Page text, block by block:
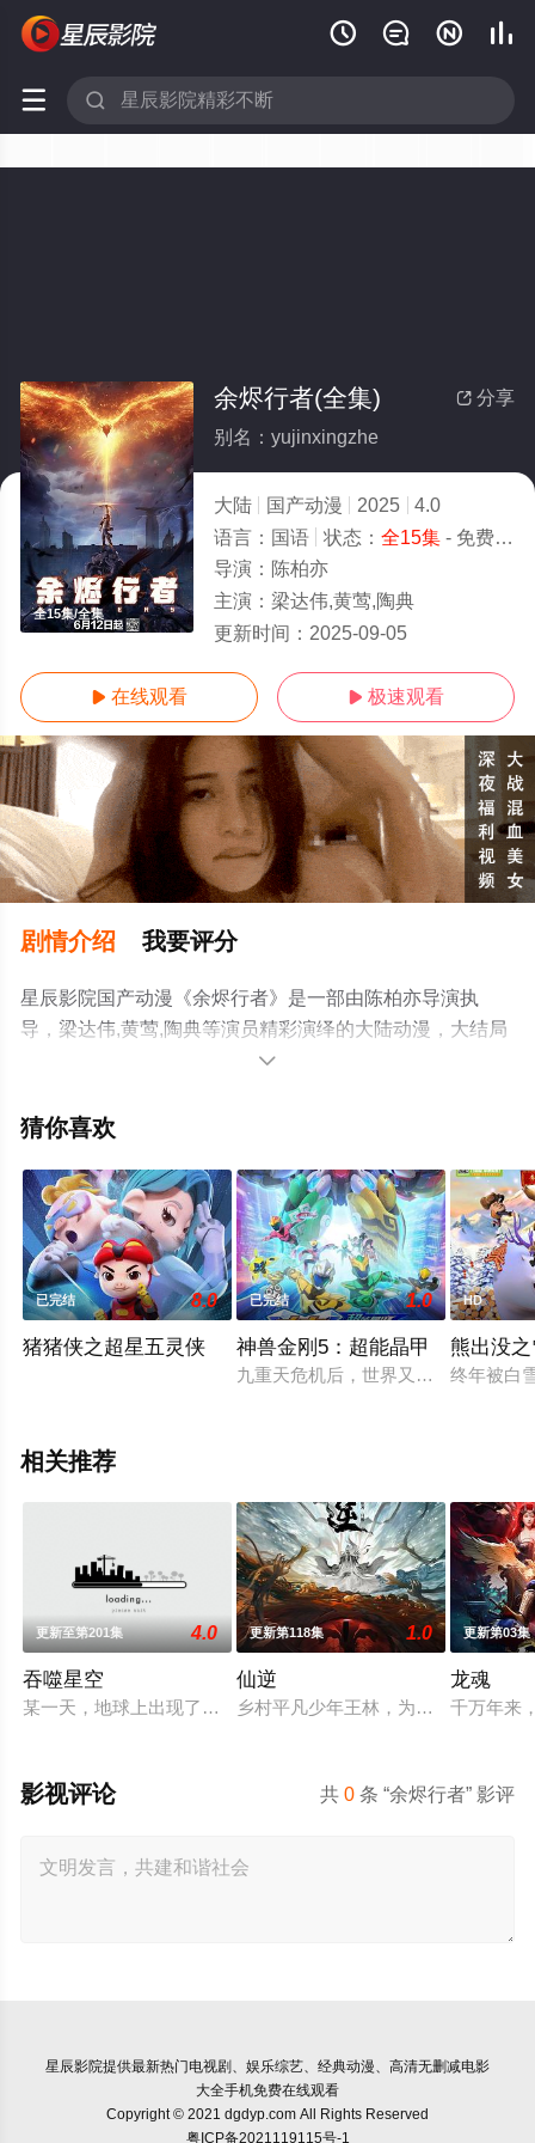
   
 
全15集/全集
 分享
余烬行者(全集)
别名：yujinxingzhe
大陆 国产动漫 2025
4.0
语言： 国语 状态： 全15集- 免费在线观看
导演： 陈柏亦
主演： 梁达伟,黄莺,陶典
更新时间： 2025-09-05
 在线观看  极速观看
剧情介绍 我要评分
星辰影院国产动漫《余烬行者》是一部由陈柏亦导演执
导，梁达伟,黄莺,陶典等演员精彩演绎的大陆动漫，大结局
剧情已揭晓（全15集），手机免费观看高清未删减完整版
漫、电视猫或剧情网等平台了解。

猜你喜欢
已完结 8.0
猪猪侠之超星五灵侠
已完结 1.0
神兽金刚5：超能晶甲
九重天危机后，世界又恢复了一派安
HD
熊出没
终年被白
相关推荐
更新至第201集 4.0
吞噬星空
某一天，地球上出现了不明来由的RR病毒，将世界卷入灾难之
更新第118集 1.0
仙逆
乡村平凡少年王林，为了心中不屈的
更新第03集
龙魂
千万年来
共0 条 “余烬行者” 影评
影视评论
星辰影院提供最新热门电视剧、娱乐综艺、经典动漫、高清无删减电影
大全手机免费在线观看
Copyright © 2021 dgdyp.com All Rights Reserved
粤ICP备2021119115号-1